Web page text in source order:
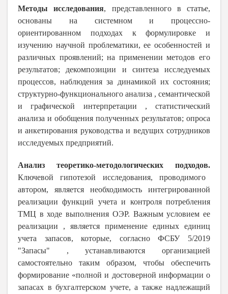
Методы исследования, представленного в статье,
основаны на системном и процессно-
ориентированном подходах к формулировке и
изучению научной проблематики, ее особенностей и
различных проявлений; на применении методов его
результатов; декомпозиции и синтеза исследуемых
процессов, наблюдения за динамикой их состояния;
структурно-функционального анализа , семантической
и графической интерпретации , статистический
анализа и обобщения полученных результатов; опроса
и анкетирования руководства и ведущих сотрудников
исследуемых предприятий.
Анализ теоретико-методологических подходов.
Ключевой гипотезой исследования, проводимого
автором, является необходимость интегрированной
реализации функций учета и контроля потребления
ТМЦ в ходе выполнения ОЭР. Важным условием ее
реализации , является применение единых единиц
учета запасов, которые, согласноФСБУ 5/2019
"Запасы" , устанавливаются организацией
самостоятельно таким образом, чтобы обеспечить
формирование «полной и достоверной информации о
запасах в бухгалтерском учете, а также надлежащий